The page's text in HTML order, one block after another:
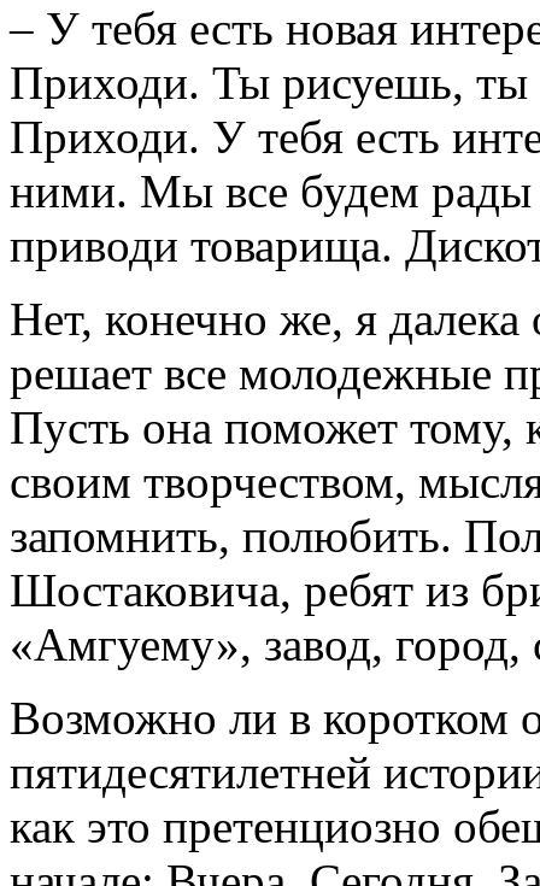
– У тебя есть новая
Приходи. Ты рисуешь, ты
Приходи. У тебя есть
ними. Мы все будем рады
приводи товарища.
Нет, конечно же, я
решает все молодежные
Пусть она поможет тому,
своим творчеством,
запомнить, полюбить.
Шостаковича, ребят из
«Амгуему», завод, город,
Возможно ли в коротком
пятидесятилетней
как это претенциозно